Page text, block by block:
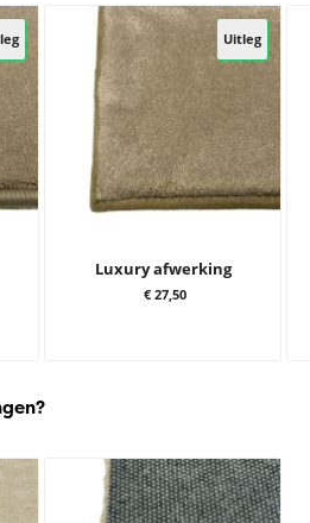
Uitleg
Luxury afwerking
€ 27,50